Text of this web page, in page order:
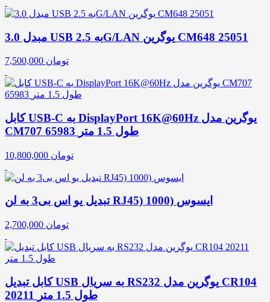
مبدل 3.0 USB به 2.5G/LAN یوگرین CM648 25051
7,500,000 تومان
کابل USB-C به DisplayPort 16K@60Hz یوگرین مدل
CM707 65983 طول 1.5 متر
10,800,000 تومان
تبدیل یو اس بی3 به لن RJ45) 1000) ایسوس
2,700,000 تومان
کابل تبدیل USB به سریال RS232 یوگرین مدل CR104
20211 طول 1.5 متر